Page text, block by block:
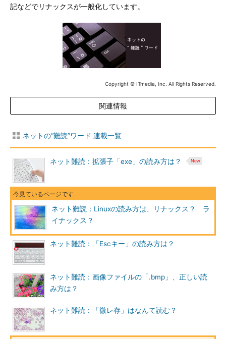
記などでリナックスが一般化しています。
Copyright © ITmedia, Inc. All Rights Reserved.
関連情報
ネットの“難読”ワード 連載一覧
ネット難読：拡張子「exe」の読み方は？
ネット難読：Linuxの読み方は、リナックス？ ラ
イナックス？
ネット難読：「Escキー」の読み方は？
ネット難読：画像ファイルの「.bmp」、正しい読
み方は？
ネット難読：「微レ存」はなんて読む？